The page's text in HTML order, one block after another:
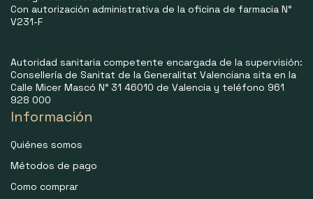
Con autorización administrativa de la oficina de farmacia N°
V231-F
Autoridad sanitaria competente encargada de la supervisión:
Consellería de Sanitat de la Generalitat Valenciana sita en la
Calle Micer Mascó N° 31 46010 de Valencia y teléfono 961
928 000
Información
Quiénes somos
Métodos de pago
Como comprar